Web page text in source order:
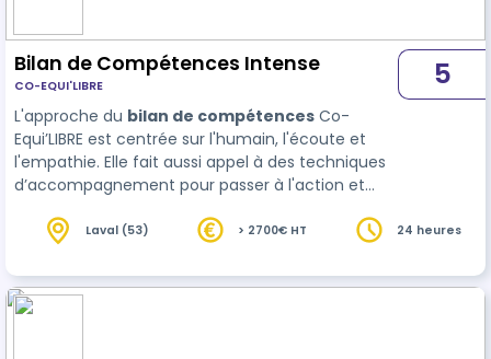
Bilan de Compétences Intense
CO-EQUI'LIBRE
L'approche du bilan de compétences Co-
Equi’LIBRE est centrée sur l'humain, l'écoute et
l'empathie. Elle fait aussi appel à des techniques
d’accompagnement pour passer à l'action et
5
Laval (53) > 2700€ HT 24 heures